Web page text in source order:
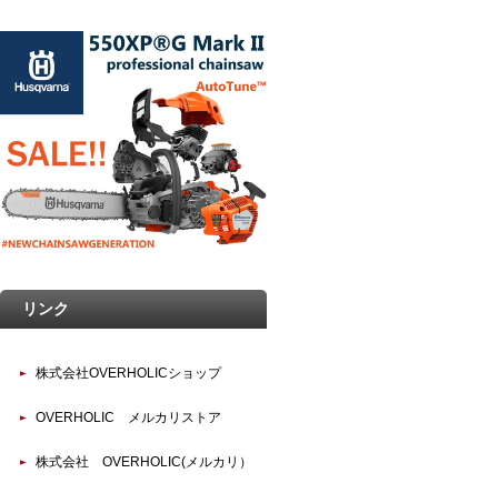
リンク
株式会社OVERHOLICショップ
OVERHOLIC メルカリストア
株式会社 OVERHOLIC(メルカリ）